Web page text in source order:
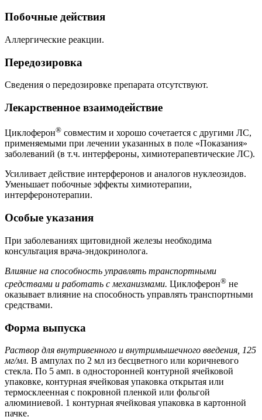
Побочные действия
Аллергические реакции.
Передозировка
Сведения о передозировке препарата отсутствуют.
Лекарственное взаимодействие
Циклоферон® совместим и хорошо сочетается с другими ЛС,
применяемыми при лечении указанных в поле «Показания»
заболеваний (в т.ч. интерфероны, химиотерапевтические ЛС).
Усиливает действие интерферонов и аналогов нуклеозидов.
Уменьшает побочные эффекты химиотерапии,
интерферонотерапии.
Особые указания
При заболеваниях щитовидной железы необходима
консультация врача-эндокринолога.
Влияние на способность управлять транспортными
средствами и работать с механизмами. Циклоферон® не
оказывает влияние на способность управлять транспортными
средствами.
Форма выпуска
Раствор для внутривенного и внутримышечного введения, 125
мг/мл. В ампулах по 2 мл из бесцветного или коричневого
стекла. По 5 амп. в односторонней контурной ячейковой
упаковке, контурная ячейковая упаковка открытая или
термосклеенная с покровной пленкой или фольгой
алюминиевой. 1 контурная ячейковая упаковка в картонной
пачке.